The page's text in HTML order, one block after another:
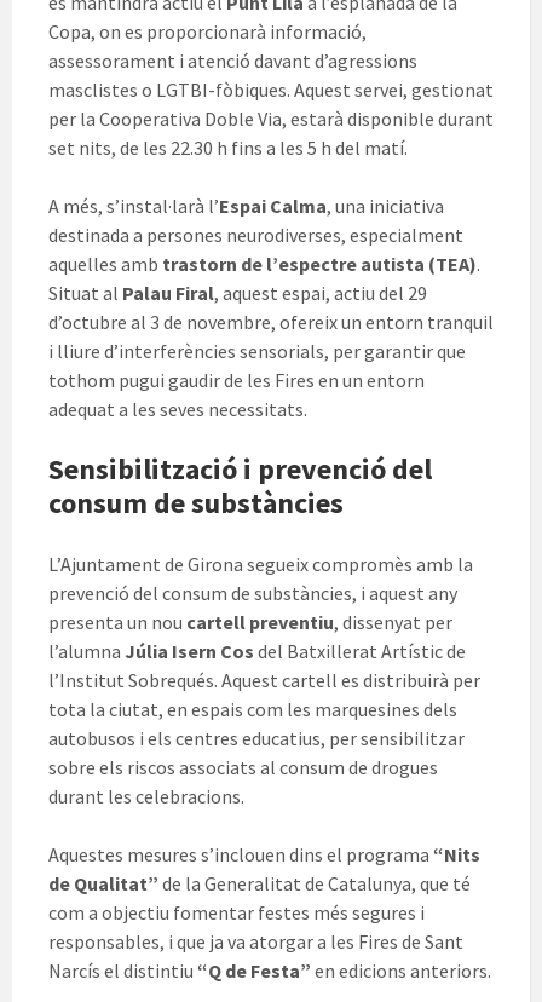
Copa, on es proporcionarà informació,
assessorament i atenció davant d’agressions
masclistes o LGTBI-fòbiques. Aquest servei, gestionat
per la Cooperativa Doble Via, estarà disponible durant
set nits, de les 22.30 h fins a les 5 h del matí.
A més, s’instal·larà l’Espai Calma, una iniciativa
destinada a persones neurodiverses, especialment
aquelles amb trastorn de l’espectre autista (TEA).
Situat al Palau Firal, aquest espai, actiu del 29
d’octubre al 3 de novembre, ofereix un entorn tranquil
i lliure d’interferències sensorials, per garantir que
tothom pugui gaudir de les Fires en un entorn
adequat a les seves necessitats.
Sensibilització i prevenció del
consum de substàncies
L’Ajuntament de Girona segueix compromès amb la
prevenció del consum de substàncies, i aquest any
presenta un nou cartell preventiu, dissenyat per
l’alumna Júlia Isern Cos del Batxillerat Artístic de
l’Institut Sobrequés. Aquest cartell es distribuirà per
tota la ciutat, en espais com les marquesines dels
autobusos i els centres educatius, per sensibilitzar
sobre els riscos associats al consum de drogues
durant les celebracions.
Aquestes mesures s’inclouen dins el programa “Nits
de Qualitat” de la Generalitat de Catalunya, que té
com a objectiu fomentar festes més segures i
responsables, i que ja va atorgar a les Fires de Sant
Narcís el distintiu “Q de Festa” en edicions anteriors.